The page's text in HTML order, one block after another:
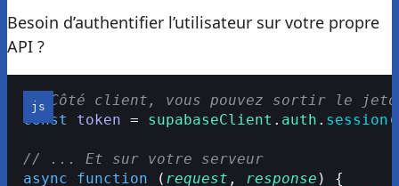
Besoin d’authentifier l’utilisateur sur votre propre
API ?
// Côté client, vous pouvez sortir le
const
token = supabaseClient . auth . session
// ... Et sur votre serveur
async function ( request , response ) {